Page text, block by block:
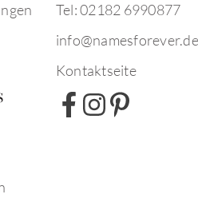
Tel: 02182 6990877
info@namesforever.de
Kontaktseite